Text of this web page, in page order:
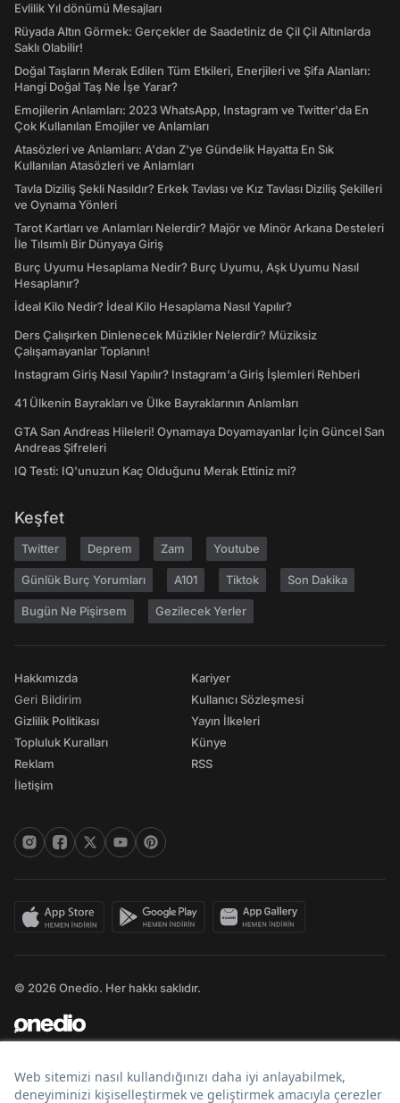
Evlilik Yıl dönümü Mesajları
Rüyada Altın Görmek: Gerçekler de Saadetiniz de Çil Çil Altınlarda
Saklı Olabilir!
Doğal Taşların Merak Edilen Tüm Etkileri, Enerjileri ve Şifa Alanları:
Hangi Doğal Taş Ne İşe Yarar?
Emojilerin Anlamları: 2023 WhatsApp, Instagram ve Twitter'da En
Çok Kullanılan Emojiler ve Anlamları
Atasözleri ve Anlamları: A'dan Z'ye Gündelik Hayatta En Sık
Kullanılan Atasözleri ve Anlamları
Tavla Diziliş Şekli Nasıldır? Erkek Tavlası ve Kız Tavlası Diziliş Şekilleri
ve Oynama Yönleri
Tarot Kartları ve Anlamları Nelerdir? Majör ve Minör Arkana Desteleri
İle Tılsımlı Bir Dünyaya Giriş
Burç Uyumu Hesaplama Nedir? Burç Uyumu, Aşk Uyumu Nasıl
Hesaplanır?
İdeal Kilo Nedir? İdeal Kilo Hesaplama Nasıl Yapılır?
Ders Çalışırken Dinlenecek Müzikler Nelerdir? Müziksiz
Çalışamayanlar Toplanın!
Instagram Giriş Nasıl Yapılır? Instagram'a Giriş İşlemleri Rehberi
41 Ülkenin Bayrakları ve Ülke Bayraklarının Anlamları
GTA San Andreas Hileleri! Oynamaya Doyamayanlar İçin Güncel San
Andreas Şifreleri
IQ Testi: IQ'unuzun Kaç Olduğunu Merak Ettiniz mi?
Keşfet
Twitter Deprem Zam Youtube
Günlük Burç Yorumları A101 Tiktok Son Dakika
Bugün Ne Pişirsem Gezilecek Yerler
Hakkımızda
Geri Bildirim
Gizlilik Politikası
Topluluk Kuralları
Reklam
İletişim
Kariyer
Kullanıcı Sözleşmesi
Yayın İlkeleri
Künye
RSS
© 2026 Onedio. Her hakkı saklıdır.
Bir markasıdır.